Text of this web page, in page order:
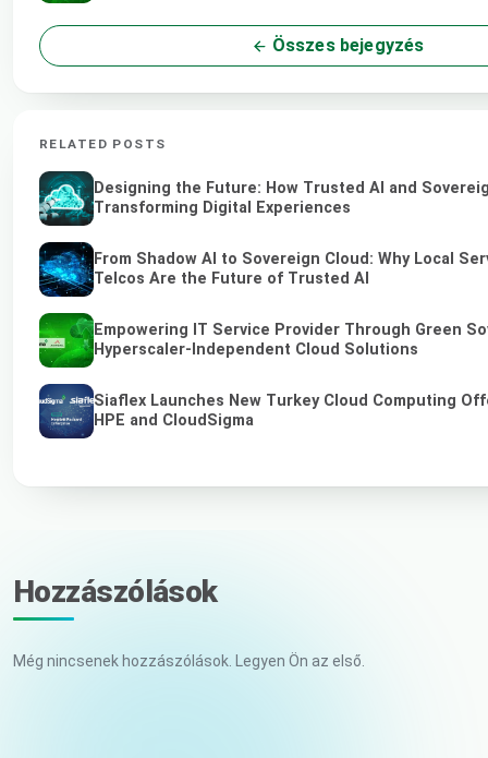
Összes bejegyzés
RELATED POSTS
Designing the Future: How Trusted AI and
Transforming Digital Experiences
From Shadow AI to Sovereign Cloud: Why Local
Telcos Are the Future of Trusted AI
Empowering IT Service Provider Through Green
Hyperscaler-Independent Cloud Solutions
Siaflex Launches New Turkey Cloud Computing
HPE and CloudSigma
Hozzászólások
Még nincsenek hozzászólások. Legyen Ön az első.